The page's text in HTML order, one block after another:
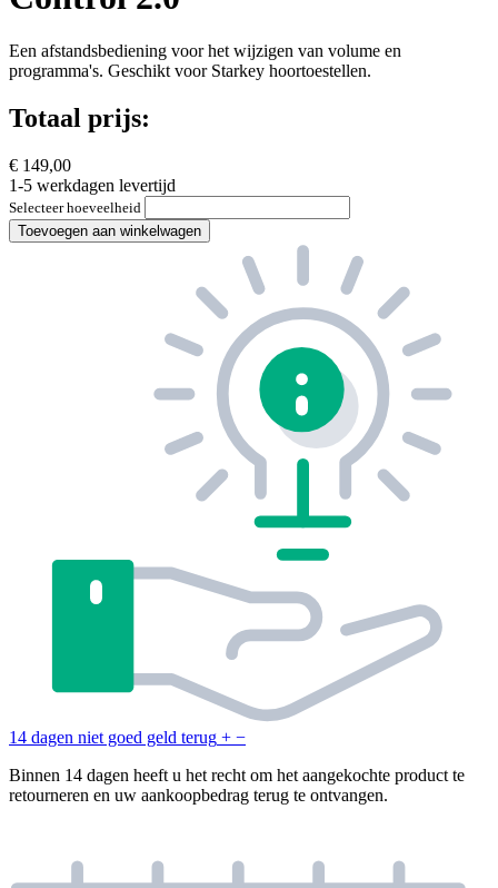
Een afstandsbediening voor het wijzigen van volume en
programma's. Geschikt voor Starkey hoortoestellen.
Totaal prijs:
€ 149,00
1-5 werkdagen levertijd
Selecteer hoeveelheid
Toevoegen aan winkelwagen
14 dagen niet goed geld terug + −
Binnen 14 dagen heeft u het recht om het aangekochte product te
retourneren en uw aankoopbedrag terug te ontvangen.